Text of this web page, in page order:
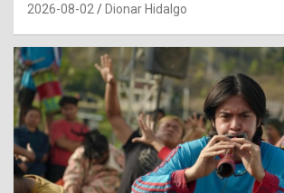
2026-08-02 Dionar Hidalgo